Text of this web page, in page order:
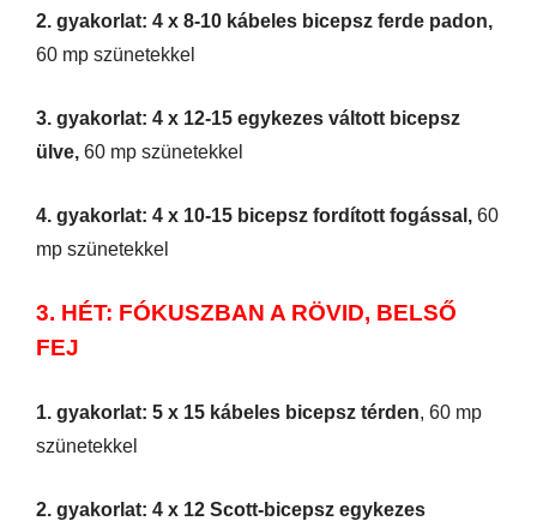
2. gyakorlat: 4 x 8-10 kábeles bicepsz ferde padon,
60 mp szünetekkel
3. gyakorlat: 4 x 12-15 egykezes váltott bicepsz
ülve, 60 mp szünetekkel
4. gyakorlat: 4 x 10-15 bicepsz fordított fogással, 60
mp szünetekkel
3. HÉT: FÓKUSZBAN A RÖVID, BELSŐ
FEJ
1. gyakorlat: 5 x 15 kábeles bicepsz térden, 60 mp
szünetekkel
2. gyakorlat: 4 x 12 Scott-bicepsz egykezes